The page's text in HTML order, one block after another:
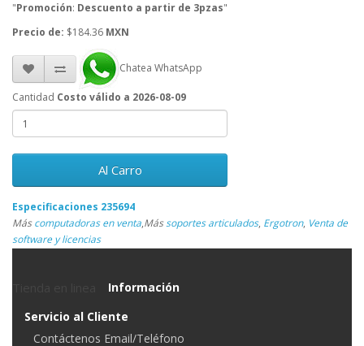
"Promoción: Descuento a partir de 3pzas"
Precio de: $184.36 MXN
Chatea WhatsApp
Cantidad Costo válido a 2026-08-09
Al Carro
Especificaciones 235694
Máscomputadoras en venta,Mássoportes articulados, Ergotron, Venta de
software y licencias
Información
Servicio al Cliente
Contáctenos Email/Teléfono